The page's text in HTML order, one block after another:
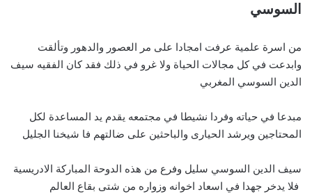
السوسي
من اسرة علمية عرفت امجادا على مر العصور والدهور وتألقت
وابدعت في كل مجالات الحياة ولا غرو في ذلك فقد كان الفقيه سيف
الدين السوسي المغربي
مبدعا في حياته وفردا نشيطا في مجتمعه يقدم يد المساعدة لكل
المحتاجين ويرشد الحيارى والباحثين على ضالتهم فا شيخنا الجليل
سيف الدين السوسي سليل وفرع من هذه الدوحة المباركة الادريسية
فلا يدخر جهدا في اسعاد اخوانه وزواره من شتى بقاع العالم